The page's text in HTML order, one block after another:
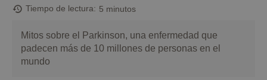
Tiempo de lectura 5 minutos
Mitos sobre el Parkinson, una enfermedad que
padecen más de 10 millones de personas en el
mundo